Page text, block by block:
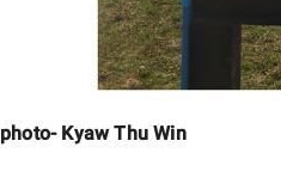
photo- Kyaw Thu Win